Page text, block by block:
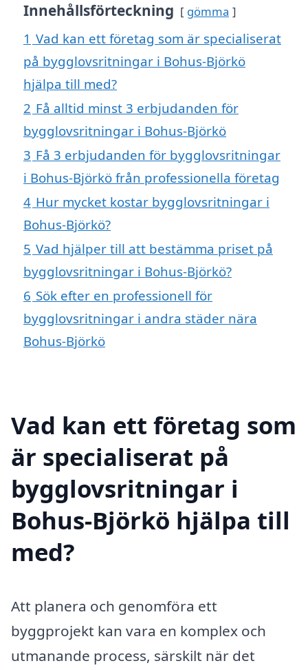
Innehållsförteckning gömma
1 Vad kan ett företag som är specialiserat
på bygglovsritningar i Bohus-Björkö
hjälpa till med?
2 Få alltid minst 3 erbjudanden för
bygglovsritningar i Bohus-Björkö
3 Få 3 erbjudanden för bygglovsritningar
i Bohus-Björkö från professionella företag
4 Hur mycket kostar bygglovsritningar i
Bohus-Björkö?
5 Vad hjälper till att bestämma priset på
bygglovsritningar i Bohus-Björkö?
6 Sök efter en professionell för
bygglovsritningar i andra städer nära
Bohus-Björkö
Vad kan ett företag som
är specialiserat på
bygglovsritningar i
Bohus-Björkö hjälpa till
med?
Att planera och genomföra ett
byggprojekt kan vara en komplex och
utmanande process, särskilt när det